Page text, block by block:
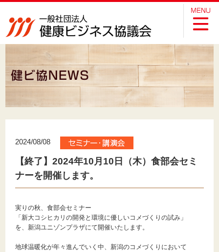
2024/08/08
【終了】2024年10月10日（木）食部会セミ
ナーを開催します。
実りの秋、食部会セミナー
「新大コシヒカリの開発と環境に優しいコメづくりの試み」
を、新潟ユニゾンプラザにて開催いたします。
地球温暖化が年々進んでいく中、新潟のコメづくりにおいて